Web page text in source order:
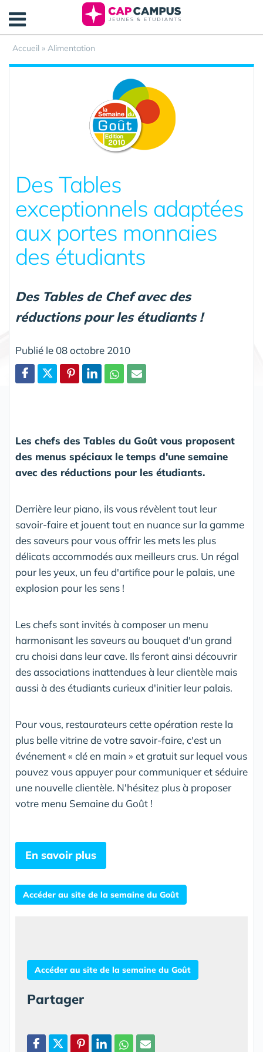
Accueil » Alimentation
Des Tables
exceptionnels adaptées
aux portes monnaies
des étudiants
Des Tables de Chef avec des
réductions pour les étudiants !
Publié le 08 octobre 2010
Les chefs des Tables du Goût vous proposent
des menus spéciaux le temps d'une semaine
avec des réductions pour les étudiants.
Derrière leur piano, ils vous révèlent tout leur
savoir-faire et jouent tout en nuance sur la gamme
des saveurs pour vous offrir les mets les plus
délicats accommodés aux meilleurs crus. Un régal
pour les yeux, un feu d'artifice pour le palais, une
explosion pour les sens !
Les chefs sont invités à composer un menu
harmonisant les saveurs au bouquet d'un grand
cru choisi dans leur cave. Ils feront ainsi découvrir
des associations inattendues à leur clientèle mais
aussi à des étudiants curieux d'initier leur palais.
Pour vous, restaurateurs cette opération reste la
plus belle vitrine de votre savoir-faire, c'est un
événement « clé en main » et gratuit sur lequel vous
pouvez vous appuyer pour communiquer et séduire
une nouvelle clientèle. N'hésitez plus à proposer
votre menu Semaine du Goût !
En savoir plus
Accéder au site de la semaine du Goût
Accéder au site de la semaine du Goût
Partager
Panneau de gestion des cookies